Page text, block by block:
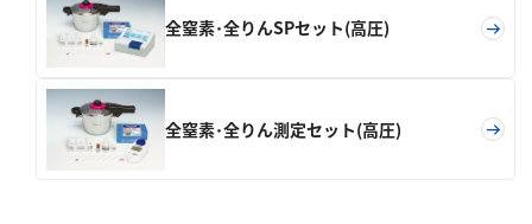
全窒素･全りんSPセット(高圧)
全窒素･全りん測定セット(高圧)
硫黄
硫化物（硫化水素）
亜硫酸
硫酸